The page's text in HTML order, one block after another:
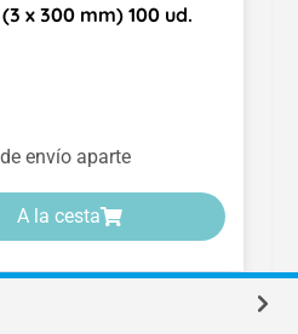
x 300 mm) 100 ud.
envío aparte
A la cesta